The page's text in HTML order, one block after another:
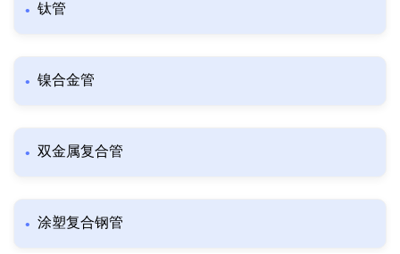
钛管
镍合金管
双金属复合管
涂塑复合钢管